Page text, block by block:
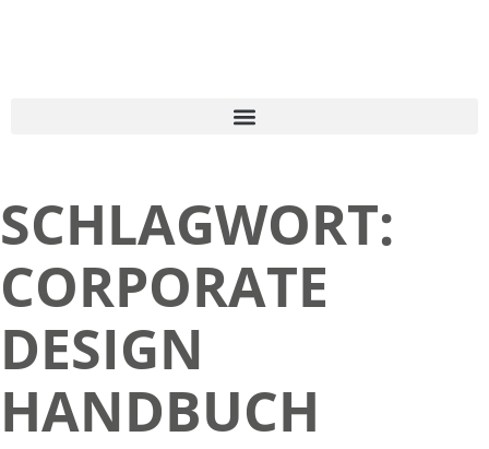
SCHLAGWORT:
CORPORATE
DESIGN
HANDBUCH